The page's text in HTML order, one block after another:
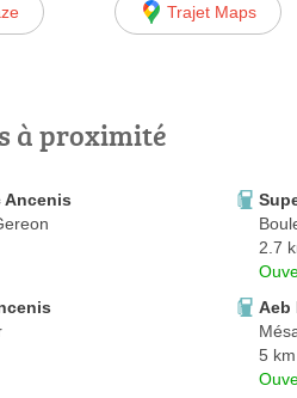
Trajet Maps
à proximité
Ancenis
2.7
Aeb
5 km